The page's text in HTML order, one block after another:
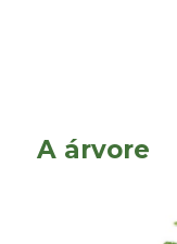
A árvore